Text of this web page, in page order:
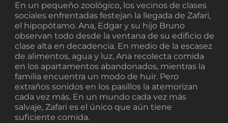
En un pequeño zoológico, los vecinos de clases
sociales enfrentadas festejan la llegada de Zafari,
el hipopótamo. Ana, Edgar y su hijo Bruno
observan todo desde la ventana de su edificio de
clase alta en decadencia. En medio de la escasez
de alimentos, agua y luz, Ana recolecta comida
en los apartamentos abandonados, mientras la
familia encuentra un modo de huir. Pero
extraños sonidos en los pasillos la atemorizan
cada vez más. En un mundo cada vez más
salvaje, Zafari es el único que aún tiene
suficiente comida.